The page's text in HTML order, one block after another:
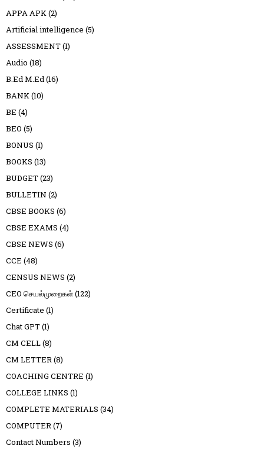
APPA APK(2)
Artificial intelligence (5)
ASSESSMENT(1)
Audio (18)
B.Ed M.Ed(16)
BANK(10)
BE (4)
BEO (5)
BONUS (1)
BOOKS (13)
BUDGET(23)
BULLETIN (2)
CBSE BOOKS (6)
CBSE EXAMS (4)
CBSE NEWS (6)
CCE (48)
CENSUS NEWS (2)
CEO செயல்முறைகள்(122)
Certificate (1)
Chat GPT(1)
CM CELL(8)
CM LETTER(8)
COACHING CENTRE (1)
COLLEGE LINKS (1)
COMPLETE MATERIALS (34)
COMPUTER(7)
Contact Numbers (3)